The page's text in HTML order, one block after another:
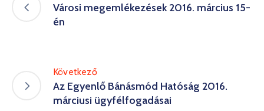
Városi megemlékezések 2016. március 15-
én
Következő
Az Egyenlő Bánásmód Hatóság 2016.
márciusi ügyfélfogadásai